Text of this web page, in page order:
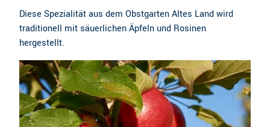
Diese Spezialität aus dem Obstgarten Altes Land wird
traditionell mit säuerlichen Äpfeln und Rosinen
hergestellt.